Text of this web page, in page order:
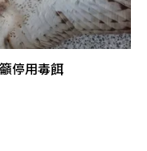
停用毒餌